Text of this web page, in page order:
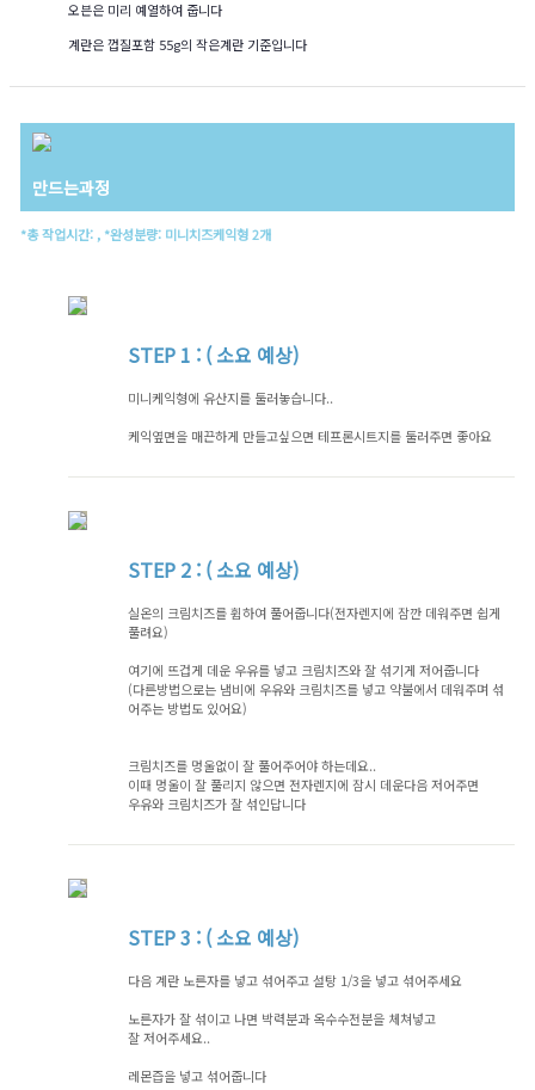
오븐은 미리 예열하여 줍니다
계란은 껍질포함 55g의 작은계란 기준입니다
만드는과정
*총 작업시간: , *완성분량: 미니치즈케익형 2개
STEP1 : ( 소요 예상)
미니케익형에 유산지를 둘러놓습니다..
케익옆면을 매끈하게 만들고싶으면 테프론시트지를 둘러주면 좋아요
STEP2 : ( 소요 예상)
실온의 크림치즈를 휩하여 풀어줍니다(전자렌지에 잠깐 데워주면 쉽게
풀려요)
여기에 뜨겁게 데운 우유를 넣고 크림치즈와 잘 섞기게 저어줍니다
(다른방법으로는 냄비에 우유와 크림치즈를 넣고 약불에서 데워주며 섞
어주는 방법도 있어요)
크림치즈를 멍울없이 잘 풀어주어야 하는데요..
이때 멍울이 잘 풀리지 않으면 전자렌지에 잠시 데운다음 저어주면
우유와 크림치즈가 잘 섞인답니다
STEP3 : ( 소요 예상)
다음 계란 노른자를 넣고 섞어주고 설탕 1/3을 넣고 섞어주세요
노른자가 잘 섞이고 나면 박력분과 옥수수전분을 체쳐넣고
잘 저어주세요..
레몬즙을 넣고 섞어줍니다